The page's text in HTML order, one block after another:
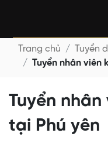
Trang chủ
Tuyển
Tuyển nhân viên
Tuyển
tại Phú yên